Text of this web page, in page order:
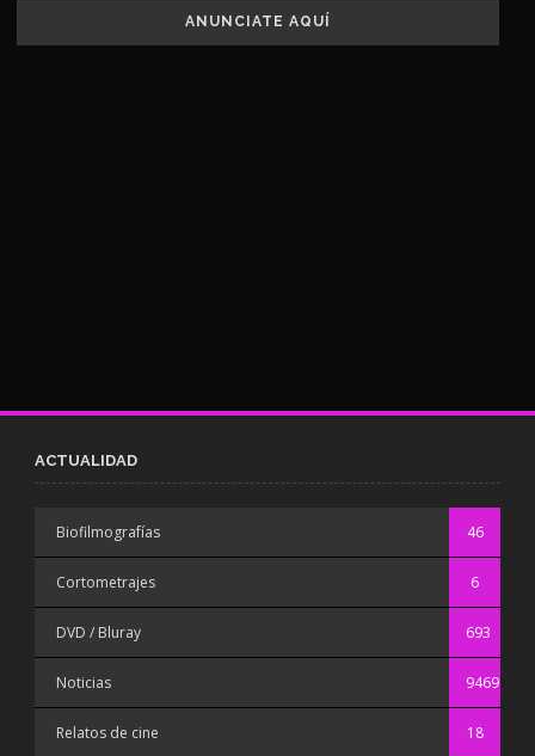
ANUNCIATE AQUÍ
ACTUALIDAD
Biofilmografías 46
Cortometrajes 6
DVD / Bluray 693
Noticias 9469
Relatos de cine 18